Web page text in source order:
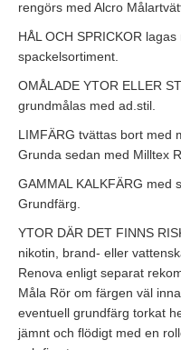
rengörs med Alcro
HÅL OCH SPRICKOR
spackelsortiment.
OMÅLADE YTOR ELLER
grundmålas med ad.stil.
LIMFÄRG tvättas bort med
Grunda sedan med Milltex
GAMMAL KALKFÄRG med
Grundfärg.
YTOR DÄR DET FINNS
nikotin, brand- eller
Renova enligt separat
Måla Rör om färgen väl
eventuell grundfärg torkat
jämnt och flödigt med en